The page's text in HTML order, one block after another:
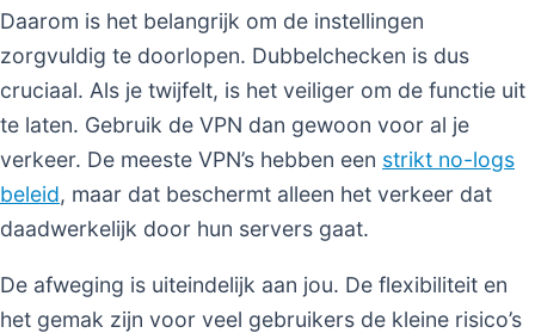
Daarom is het belangrijk om de instellingen
zorgvuldig te doorlopen. Dubbelchecken is dus
cruciaal. Als je twijfelt, is het veiliger om de functie uit
te laten. Gebruik de VPN dan gewoon voor al je
verkeer. De meeste VPN’s hebben een strikt no-logs
beleid, maar dat beschermt alleen het verkeer dat
daadwerkelijk door hun servers gaat.
De afweging is uiteindelijk aan jou. De flexibiliteit en
het gemak zijn voor veel gebruikers de kleine risico’s